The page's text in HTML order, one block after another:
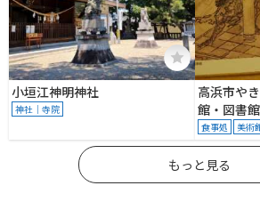
小垣江神明神社
神社｜寺院
高浜市や
館・図書館
食事処 美術
もっと見る